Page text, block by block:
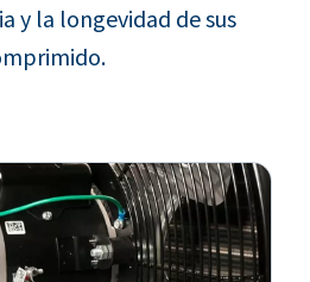
y la longevidad de sus